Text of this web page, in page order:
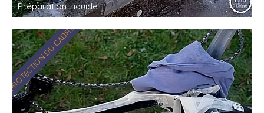
Préparation Liquide
PROTECTION DU CADRE